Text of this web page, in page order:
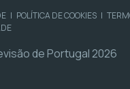
| POLÍTICA DE COOKIES |
de Portugal 2026